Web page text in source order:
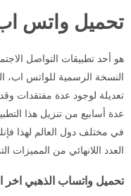
تحميل واتس اب
هو أحد تطبيقات التواصل
النسخة الرسمية للواتس اب،
تعديلة لوجود عدة مفتقدات
عدة أسابيع من تنزيل هذا
في مختلف دول العالم لهذا
العدد اللانهائي من المميزات
تحميل واتساب الذهبي اخر